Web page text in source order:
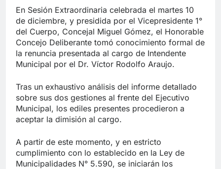
En Sesión Extraordinaria celebrada el martes 10
de diciembre, y presidida por el Vicepresidente 1°
del Cuerpo, Concejal Miguel Gómez, el Honorable
Concejo Deliberante tomó conocimiento formal de
la renuncia presentada al cargo de Intendente
Municipal por el Dr. Víctor Rodolfo Araujo.
​Tras un exhaustivo análisis del informe detallado
sobre sus dos gestiones al frente del Ejecutivo
Municipal, los ediles presentes procedieron a
aceptar la dimisión al cargo.
​A partir de este momento, y en estricto
cumplimiento con lo establecido en la Ley de
Municipalidades N° 5.590, se iniciarán los